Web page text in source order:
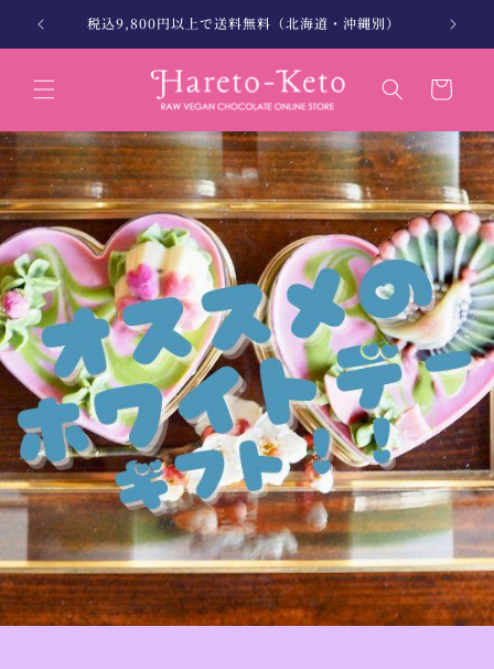
コンテン
ツに進む
北海道・沖縄は税込12,000円以上で送料無料
ー